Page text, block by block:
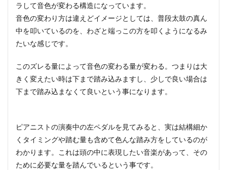
ラして音色が変わる構造になっています。
音色の変わり方は違えどイメージとしては、普段太鼓の真ん
中を叩いているのを、わざと端っこの方を叩くようになるみ
たいな感じです。
このズレる量によって音色の変わる量が変わる。つまりは大
きく変えたい時は下まで踏み込みますし、少しで良い場合は
下まで踏み込まなくて良いという事になります。
ピアニストの演奏中の左ペダルを見てみると、実は結構細か
くタイミングや踏む量も含めて色んな踏み方をしているのが
わかります。これは頭の中に表現したい音楽があって、その
ために必要な量を踏んでいるという事です。